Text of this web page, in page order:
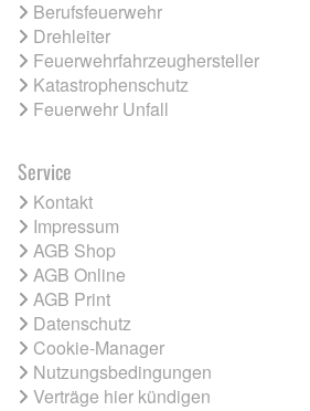
Berufsfeuerwehr
Drehleiter
Feuerwehrfahrzeughersteller
Katastrophenschutz
Feuerwehr Unfall
Service
Kontakt
Impressum
AGB Shop
AGB Online
AGB Print
Datenschutz
Cookie-Manager
Nutzungsbedingungen
Verträge hier kündigen